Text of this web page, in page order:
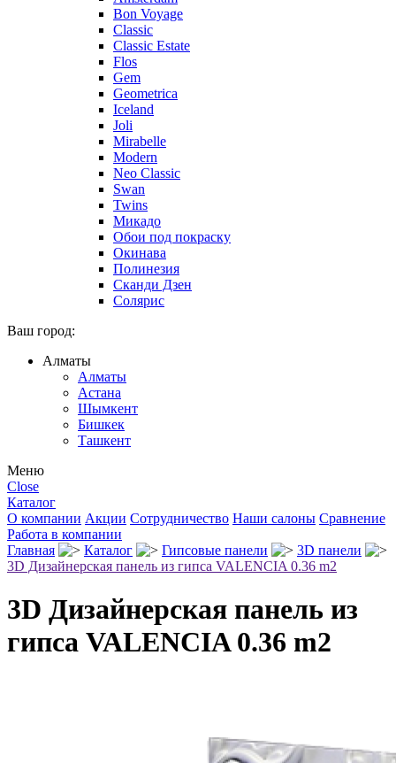
Bon Voyage
Classic
Classic Estate
Flos
Gem
Geometrica
Iceland
Joli
Mirabelle
Modern
Neo Classic
Swan
Twins
Микадо
Обои под покраску
Окинава
Полинезия
Сканди Дзен
Солярис
Ваш город:
Алматы
Алматы
Астана
Шымкент
Бишкек
Ташкент
Меню
Close
Каталог
О компании Акции Сотрудничество Наши салоны Сравнение
Работа в компании
Главная
Каталог Гипсовые панели
3D панели
3D Дизайнерская панель из гипса VALENCIA 0.36 m2
3D Дизайнерская панель из
гипса VALENCIA 0.36 m2